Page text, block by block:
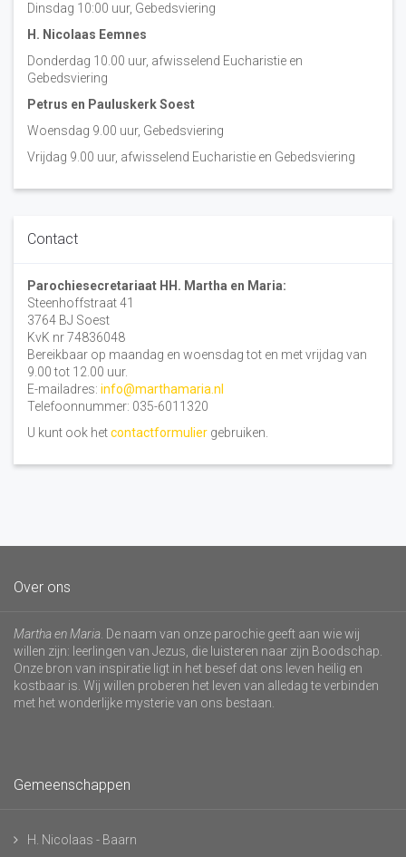
Dinsdag 10:00 uur, Gebedsviering
H. Nicolaas Eemnes
Donderdag 10.00 uur, afwisselend Eucharistie en
Gebedsviering
Petrus en Pauluskerk Soest
Woensdag 9.00 uur, Gebedsviering
Vrijdag 9.00 uur, afwisselend Eucharistie en Gebedsviering
Contact
Parochiesecretariaat HH. Martha en Maria:
Steenhoffstraat 41
3764 BJ Soest
KvK nr 74836048
Bereikbaar op maandag en woensdag tot en met vrijdag van
9.00 tot 12.00 uur.
E-mailadres: info@marthamaria.nl
Telefoonnummer: 035-6011320
U kunt ook hetcontactformulier gebruiken.
Over ons
Martha en Maria . De naam van onze parochie geeft aan wie wij
willen zijn: leerlingen van Jezus, die luisteren naar zijn Boodschap.
Onze bron van inspiratie ligt in het besef dat ons leven heilig en
kostbaar is. Wij willen proberen het leven van alledag te verbinden
met het wonderlijke mysterie van ons bestaan.
Gemeenschappen
H. Nicolaas - Baarn